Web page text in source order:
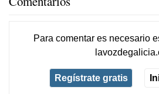
Para comentar es necesario
Regístrate gratis